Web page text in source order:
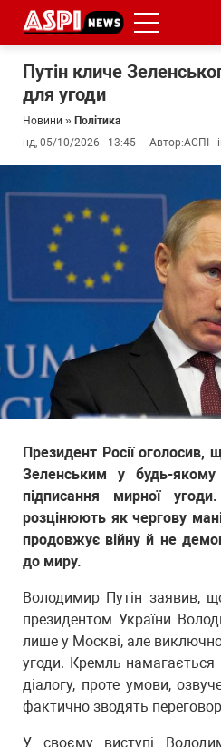
Путін кличе
для угоди
Новини » Політика
нд, 05/10/2026 - 13:45
Автор:АСПІ -
Президент Росії оголосив,
Зеленським у будь-
підписання мирної
розцінюють як чергову
продовжує війну й не
до миру.
Володимир Путін заявив,
президентом України
лише у Москві, але
угоди. Кремль намагається
діалогу, проте умови,
фактично зводять
У своєму виступі
#боротьба
з
корупцією
#ДФС